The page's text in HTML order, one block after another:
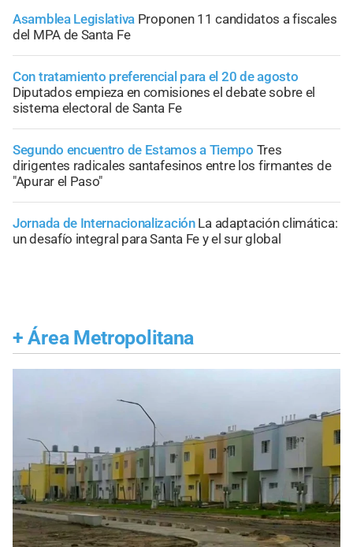
Asamblea Legislativa Proponen 11 candidatos a fiscales
del MPA de Santa Fe
Con tratamiento preferencial para el 20 de agosto
Diputados empieza en comisiones el debate sobre el
sistema electoral de Santa Fe
Segundo encuentro de Estamos a Tiempo Tres
dirigentes radicales santafesinos entre los firmantes de
"Apurar el Paso"
Jornada de Internacionalización La adaptación climática:
un desafío integral para Santa Fe y el sur global
+ Área Metropolitana